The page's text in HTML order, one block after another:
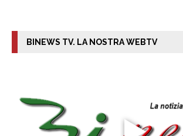
BINEWS TV. LA NOSTRA WEBTV